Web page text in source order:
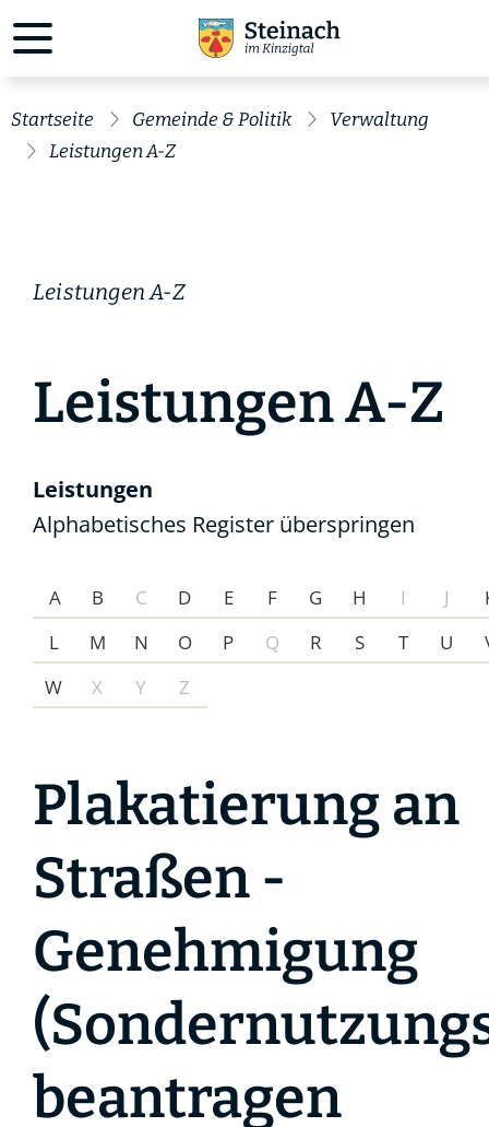
Startseite Gemeinde & Politik
Verwaltung
Leistungen A-Z
Leistungen A-Z
Leistungen A-Z
Leistungen
Alphabetisches Register überspringen
A B C D E F G H I J
L
M N O P Q R S T U
W
X Y Z
Plakatierung an
Straßen -
Genehmigung
beantragen